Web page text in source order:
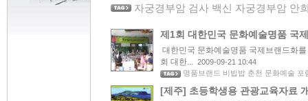
자궁경부암 검사 백신 자궁경부암 안
제1회 대한민국 문화예술명품 국
대한민국 문화예술명품 국제브랜드화
회 대한... 2009-09-21 10:44
명품브랜드 비빕밥 춘천 문화예술 포
[제주] 초등학생용 관광교육자료